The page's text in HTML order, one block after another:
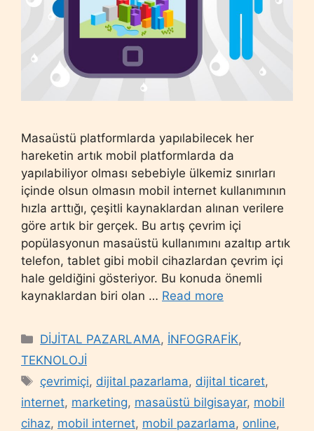
Masaüstü platformlarda yapılabilecek her
hareketin artık mobil platformlarda da
yapılabiliyor olması sebebiyle ülkemiz sınırları
içinde olsun olmasın mobil internet kullanımının
hızla arttığı, çeşitli kaynaklardan alınan verilere
göre artık bir gerçek. Bu artış çevrim içi
popülasyonun masaüstü kullanımını azaltıp artık
telefon, tablet gibi mobil cihazlardan çevrim içi
hale geldiğini gösteriyor. Bu konuda önemli
kaynaklardan biri olan … Read more
Categories
DİJİTAL PAZARLAMA, İNFOGRAFİK,
TEKNOLOJİ
Tags
çevrimiçi, dijital pazarlama, dijital ticaret,
internet, marketing, masaüstü bilgisayar, mobil
cihaz, mobil internet, mobil pazarlama, online,